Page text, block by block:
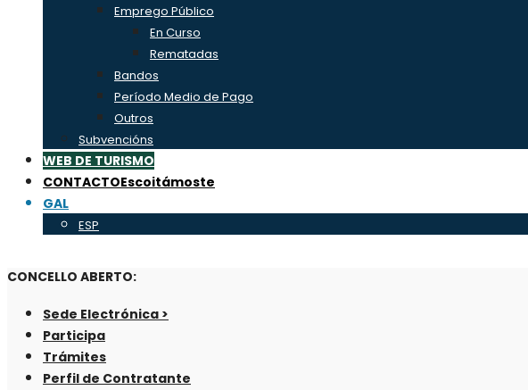
Emprego Público
En Curso
Rematadas
Bandos
Período Medio de Pago
Outros
Subvencións
WEB DE TURISMO
CONTACTOEscoitámoste
GAL
ESP
CONCELLO ABERTO:
Sede Electrónica >
Participa
Trámites
Perfil de Contratante